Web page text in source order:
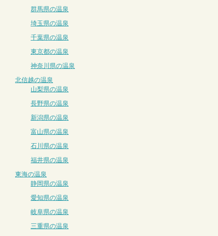
群馬県の温泉
埼玉県の温泉
千葉県の温泉
東京都の温泉
神奈川県の温泉
北信越の温泉
山梨県の温泉
長野県の温泉
新潟県の温泉
富山県の温泉
石川県の温泉
福井県の温泉
東海の温泉
静岡県の温泉
愛知県の温泉
岐阜県の温泉
三重県の温泉